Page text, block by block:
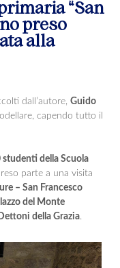
“San
preso
alla
dall’autore,Guido
capendo tutto il
studenti della Scuola
parte a una visita
– San Francesco
del Monte
della Grazia.